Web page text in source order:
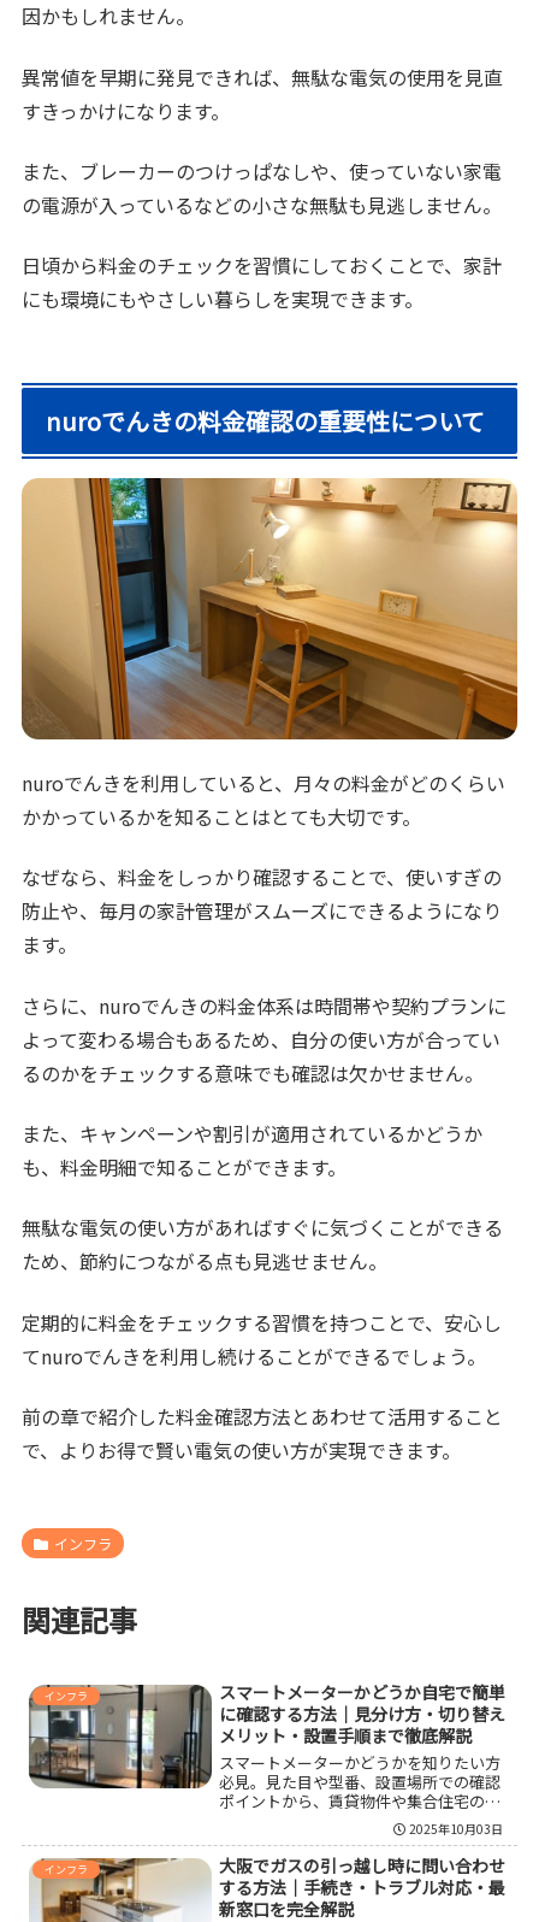
因かもしれません。
異常値を早期に発見できれば、無駄な電気の使用を見直
すきっかけになります。
また、ブレーカーのつけっぱなしや、使っていない家電
の電源が入っているなどの小さな無駄も見逃しません。
日頃から料金のチェックを習慣にしておくことで、家計
にも環境にもやさしい暮らしを実現できます。
nuroでんきの料金確認の重要性について
nuroでんきを利用していると、月々の料金がどのくらい
かかっているかを知ることはとても大切です。
なぜなら、料金をしっかり確認することで、使いすぎの
防止や、毎月の家計管理がスムーズにできるようになり
ます。
さらに、nuroでんきの料金体系は時間帯や契約プランに
よって変わる場合もあるため、自分の使い方が合ってい
るのかをチェックする意味でも確認は欠かせません。
また、キャンペーンや割引が適用されているかどうか
も、料金明細で知ることができます。
無駄な電気の使い方があればすぐに気づくことができる
ため、節約につながる点も見逃せません。
定期的に料金をチェックする習慣を持つことで、安心し
てnuroでんきを利用し続けることができるでしょう。
前の章で紹介した料金確認方法とあわせて活用すること
で、よりお得で賢い電気の使い方が実現できます。
インフラ
関連記事
インフラ
スマートメーターかどうか自宅で簡単
に確認する方法｜見分け方・切り替え
メリット・設置手順まで徹底解説
スマートメーターかどうかを知りたい方
必見。見た目や型番、設置場所での確認
ポイントから、賃貸物件や集合住宅の注
意点、電力会社への問い合わせ方法まで
徹底解説。切り替えメリットや導入時の
注意点もわかりやすく紹介します。
2025年10月03日
インフラ
大阪でガスの引っ越し時に問い合わせ
する方法｜手続き・トラブル対応・最
新窓口を完全解説